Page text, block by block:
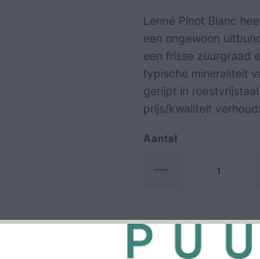
Lenné Pinot Blanc
een ongewoon
een frisse zuurgraad
typische mineraliteit
gerijpt in
prijs/kwaliteit
Aantal